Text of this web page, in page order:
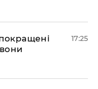
17:25